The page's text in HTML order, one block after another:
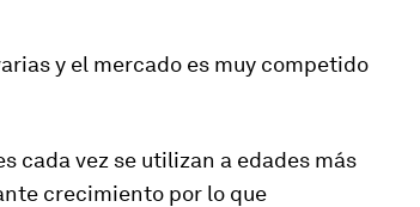
y el mercado es muy competido
cada vez se utilizan a edades más
crecimiento por lo que